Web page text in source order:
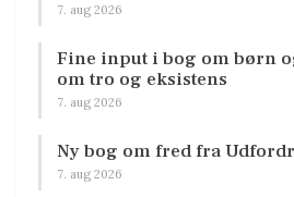
7. aug 2026
Fine input i bog om børn
om tro og eksistens
7. aug 2026
Ny bog om fred fra
7. aug 2026